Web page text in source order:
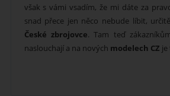
však s vámi vsadím, že mi dáte za
snad přece jen něco nebude líbit,
České zbrojovce. Tam teď
naslouchají a na nových modelech CZ